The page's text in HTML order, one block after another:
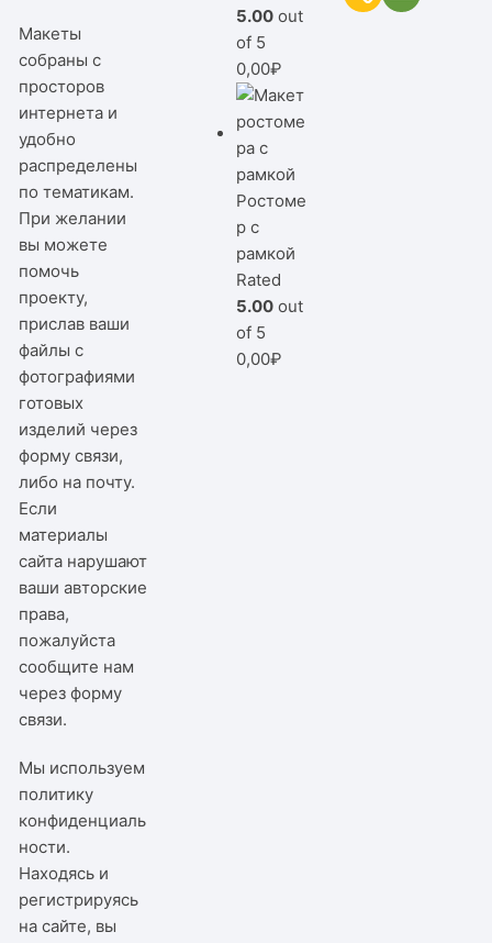
Макеты
собраны с
просторов
интернета и
удобно
распределены
по тематикам.
При желании
вы можете
помочь
проекту,
прислав ваши
файлы с
фотографиями
готовых
изделий через
форму связи,
либо на почту.
Если
материалы
сайта нарушают
ваши авторские
права,
пожалуйста
сообщите нам
черезформу
связи.
Мы используем
политику
конфиденциаль
ности.
Находясь и
регистрируясь
на сайте, вы
5.00 out
of 5
0,00₽
Ростоме
р с
рамкой
Rated
5.00 out
of 5
0,00₽